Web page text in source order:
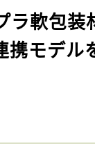
ラ軟包装
携モデル